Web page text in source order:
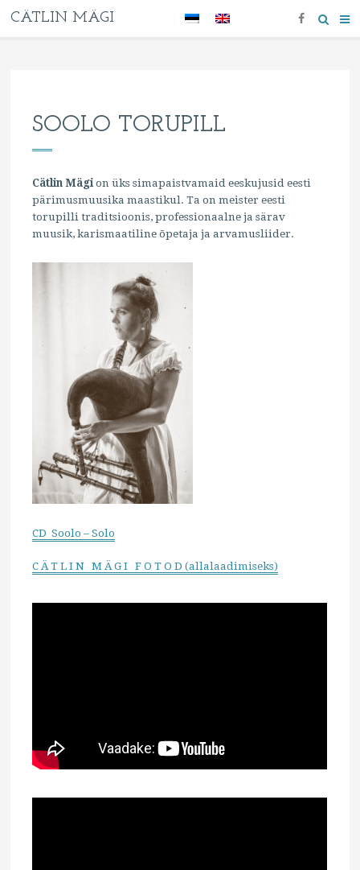
CÄTLIN MÄGI
SOOLO TORUPILL
Cätlin Mägion üks simapaistvamaid eeskujusid eesti
pärimusmuusika maastikul. Ta on meister eesti
torupilli traditsioonis, professionaalne ja särav
muusik, karismaatiline õpetaja ja arvamusliider.
CD Soolo – Solo
C Ä T L I N M Ä G I F O T O D (allalaadimiseks)